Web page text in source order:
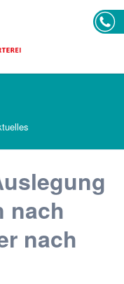
nach
nach